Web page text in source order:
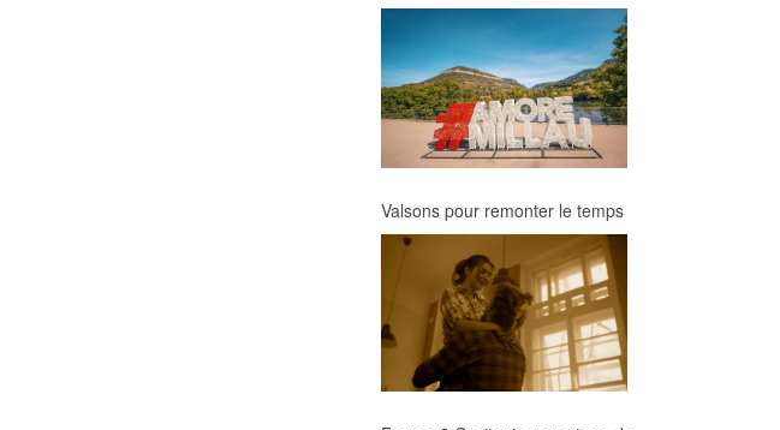
Valsons pour remonter le temps